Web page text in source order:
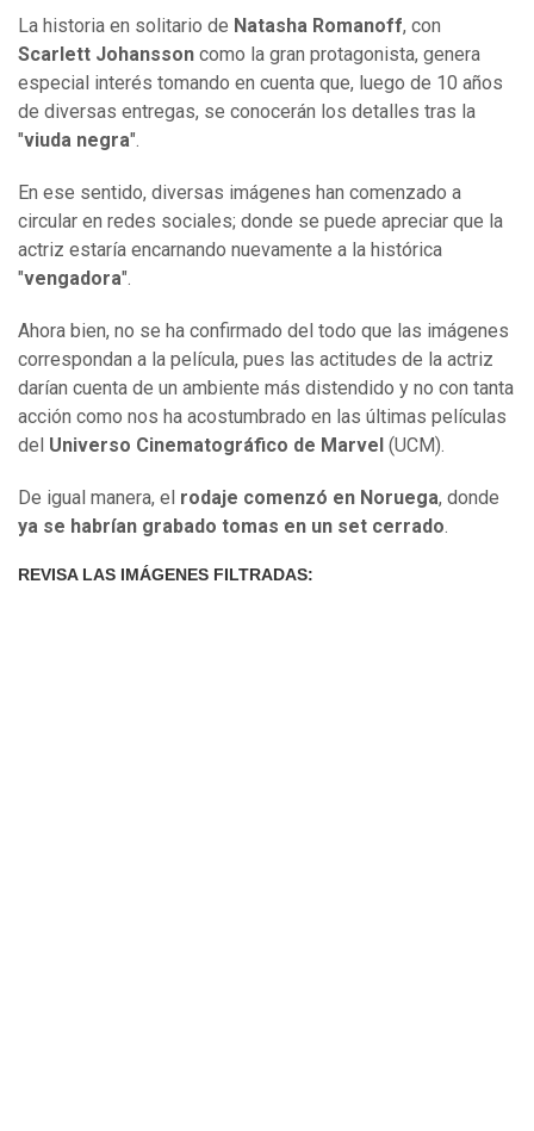
La historia en solitario de Natasha Romanoff, con
Scarlett Johansson como la gran protagonista, genera
especial interés tomando en cuenta que, luego de 10 años
de diversas entregas, se conocerán los detalles tras la
"viuda negra".
En ese sentido, diversas imágenes han comenzado a
circular en redes sociales; donde se puede apreciar que la
actriz estaría encarnando nuevamente a la histórica
"vengadora".
Ahora bien, no se ha confirmado del todo que las imágenes
correspondan a la película, pues las actitudes de la actriz
darían cuenta de un ambiente más distendido y no con tanta
acción como nos ha acostumbrado en las últimas películas
del Universo Cinematográfico de Marvel (UCM).
De igual manera, el rodaje comenzó en Noruega, donde
ya se habrían grabado tomas en un set cerrado.
REVISA LAS IMÁGENES FILTRADAS: